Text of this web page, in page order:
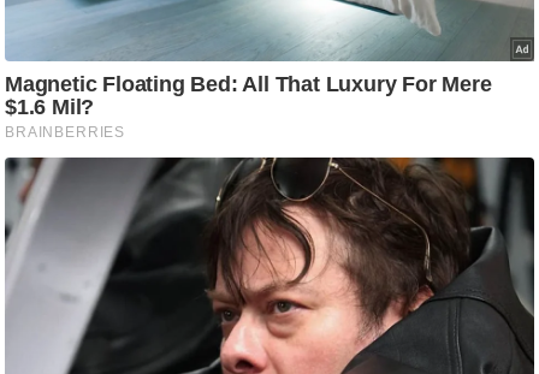
ज्यो
ष
प्र
भु
म
हि
मा